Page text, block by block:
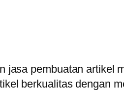
pembuatan artikel
berkualitas dengan